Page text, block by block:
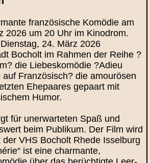
französische Komödie am
2026 um 20 Uhr im Kinodrom.
24. März 2026
Bocholt im Rahmen der Reihe ?
die Liebeskomödie ?Adieu
auf Französisch? die amourösen
Ehepaares gepaart mit
Humor.
für unerwarteten Spaß und
beim Publikum. Der Film wird
VHS Bocholt Rhede Isselburg
ist eine charmante,